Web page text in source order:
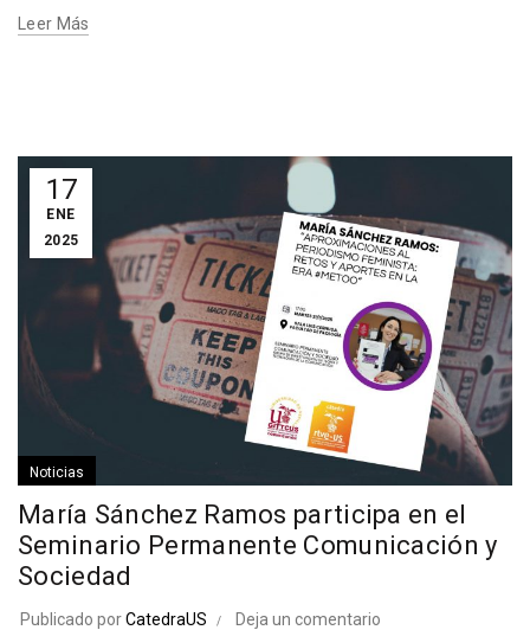
Leer Más
17
ENE
2025
Noticias
María Sánchez Ramos participa en el
Seminario Permanente Comunicación y
Sociedad
Publicado porCatedraUS Deja un comentario